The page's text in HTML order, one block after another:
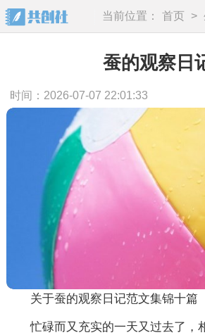
当前位置： 首页 >
记
蚕的观察日
时间：2026-07-07 22:01:33
关于蚕的观察日记范文集锦十篇
忙碌而又充实的一天又过去了，